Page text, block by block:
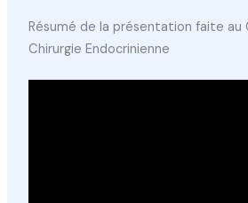
Résumé de la présentation faite au
Chirurgie Endocrinienne